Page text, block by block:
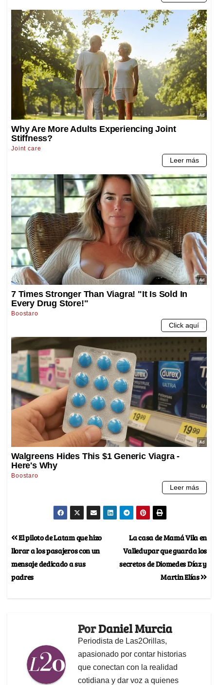
La casa de Mamá Vila en
Valledupar que guarda los
secretos de Diomedes Díaz y
Martin Elías
El piloto de Latam que hizo
llorar a los pasajeros con un
mensaje dedicado a sus
padres
PorDaniel Murcia
Periodista de Las2Orillas,
apasionado por contar historias
que conectan con la realidad
cotidiana y dar voz a quienes